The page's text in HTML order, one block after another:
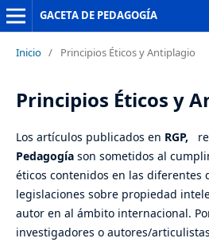
GACETA DE PEDAGOGÍA
Inicio / Principios Éticos y Antiplagio
Principios Éticos y
Los artículos publicados en RGP,
Pedagogíason sometidos al
éticos contenidos en las diferentes
legislaciones sobre propiedad
autor en al ámbito internacional.
investigadores o autores/